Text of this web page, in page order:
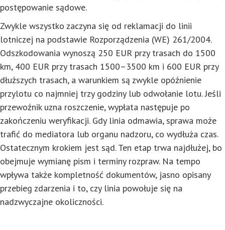
postępowanie sądowe.
Zwykle wszystko zaczyna się od reklamacji do linii
lotniczej na podstawie Rozporządzenia (WE) 261/2004.
Odszkodowania wynoszą 250 EUR przy trasach do 1500
km, 400 EUR przy trasach 1500–3500 km i 600 EUR przy
dłuższych trasach, a warunkiem są zwykle opóźnienie
przylotu co najmniej trzy godziny lub odwołanie lotu. Jeśli
przewoźnik uzna roszczenie, wypłata następuje po
zakończeniu weryfikacji. Gdy linia odmawia, sprawa może
trafić do mediatora lub organu nadzoru, co wydłuża czas.
Ostatecznym krokiem jest sąd. Ten etap trwa najdłużej, bo
obejmuje wymianę pism i terminy rozpraw. Na tempo
wpływa także kompletność dokumentów, jasno opisany
przebieg zdarzenia i to, czy linia powołuje się na
nadzwyczajne okoliczności.